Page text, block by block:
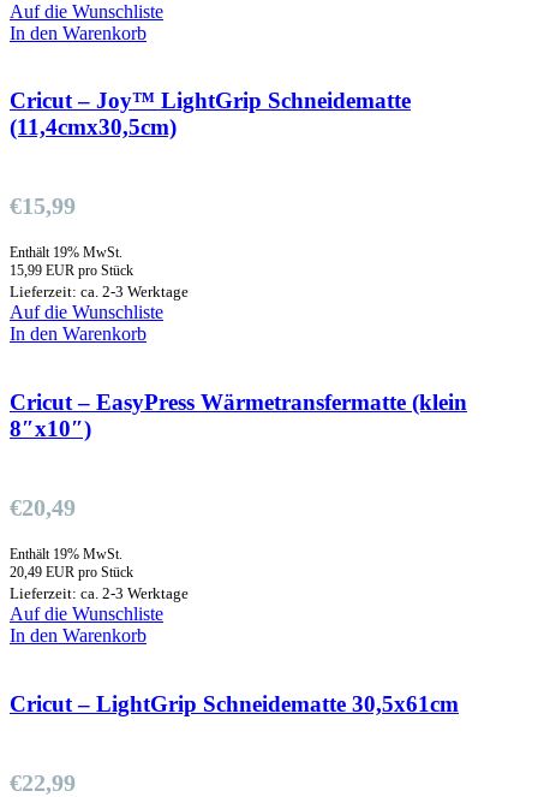
Auf die Wunschliste
In den Warenkorb
Cricut – Joy™ LightGrip Schneidematte
(11,4cmx30,5cm)
€15,99
Enthält 19% MwSt.
15,99 EUR pro Stück
Lieferzeit: ca. 2-3 Werktage
Auf die Wunschliste
In den Warenkorb
Cricut – EasyPress Wärmetransfermatte (klein
8″x10″)
€20,49
Enthält 19% MwSt.
20,49 EUR pro Stück
Lieferzeit: ca. 2-3 Werktage
Auf die Wunschliste
In den Warenkorb
Cricut – LightGrip Schneidematte 30,5x61cm
€22,99